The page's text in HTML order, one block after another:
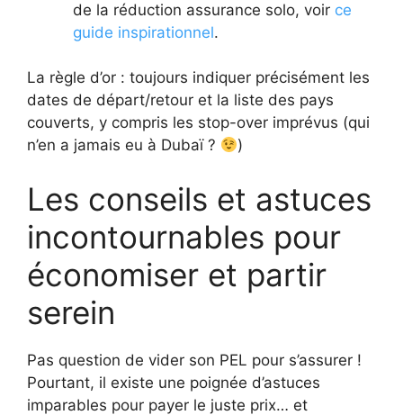
de la réduction assurance solo, voir ce
guide inspirationnel.
La règle d’or : toujours indiquer précisément les
dates de départ/retour et la liste des pays
couverts, y compris les stop-over imprévus (qui
n’en a jamais eu à Dubaï ?
)
Les conseils et astuces
incontournables pour
économiser et partir
serein
Pas question de vider son PEL pour s’assurer !
Pourtant, il existe une poignée d’astuces
imparables pour payer le juste prix… et